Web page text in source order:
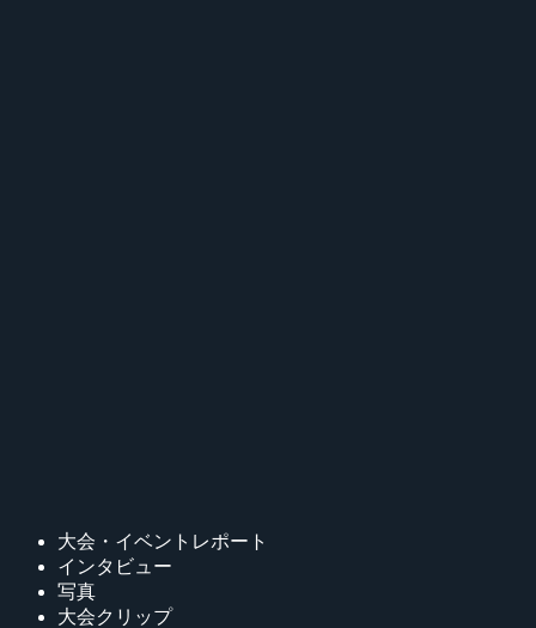
大会・イベントレポート
インタビュー
写真
大会クリップ